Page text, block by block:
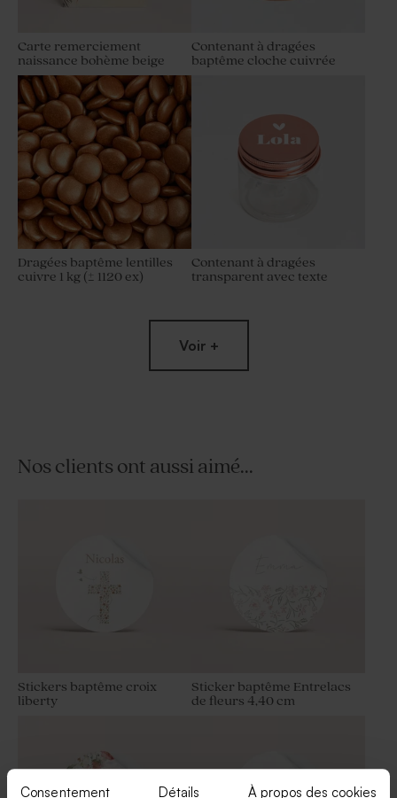
Consentement Détails À propos des cookies
Carte remerciement
naissance bohème beige
Contenant à dragées
baptême cloche cuivrée
Dragées baptême lentilles
cuivre 1 kg (± 1120 ex)
Contenant à dragées
transparent avec texte
Voir +
Nos clients ont aussi aimé...
Stickers baptême croix
liberty
Sticker baptême Entrelacs
de fleurs 4,40 cm